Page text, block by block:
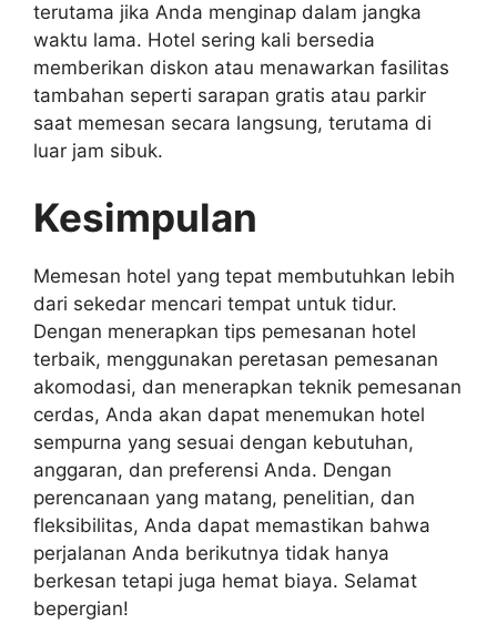
terutama jika Anda menginap dalam jangka
waktu lama. Hotel sering kali bersedia
memberikan diskon atau menawarkan fasilitas
tambahan seperti sarapan gratis atau parkir
saat memesan secara langsung, terutama di
luar jam sibuk.
Kesimpulan
Memesan hotel yang tepat membutuhkan lebih
dari sekedar mencari tempat untuk tidur.
Dengan menerapkan tips pemesanan hotel
terbaik, menggunakan peretasan pemesanan
akomodasi, dan menerapkan teknik pemesanan
cerdas, Anda akan dapat menemukan hotel
sempurna yang sesuai dengan kebutuhan,
anggaran, dan preferensi Anda. Dengan
perencanaan yang matang, penelitian, dan
fleksibilitas, Anda dapat memastikan bahwa
perjalanan Anda berikutnya tidak hanya
berkesan tetapi juga hemat biaya. Selamat
bepergian!